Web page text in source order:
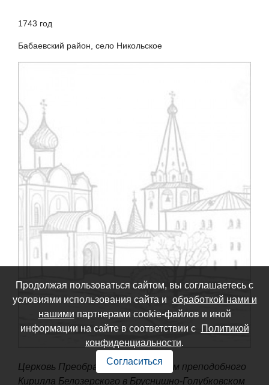
1743 год
Бабаевский район, село Никольское
Церковь Преображения с приделом преподобного
Кирилла Белозерского в Бруснишно-Голубковском
Продолжая пользоваться сайтом, вы соглашаетесь с
условиями использования сайта и обработкой нами и
нашими партнерами cookie-файлов и иной
информации на сайте в соответствии с
Политикой
конфиденциальности.
Согласиться